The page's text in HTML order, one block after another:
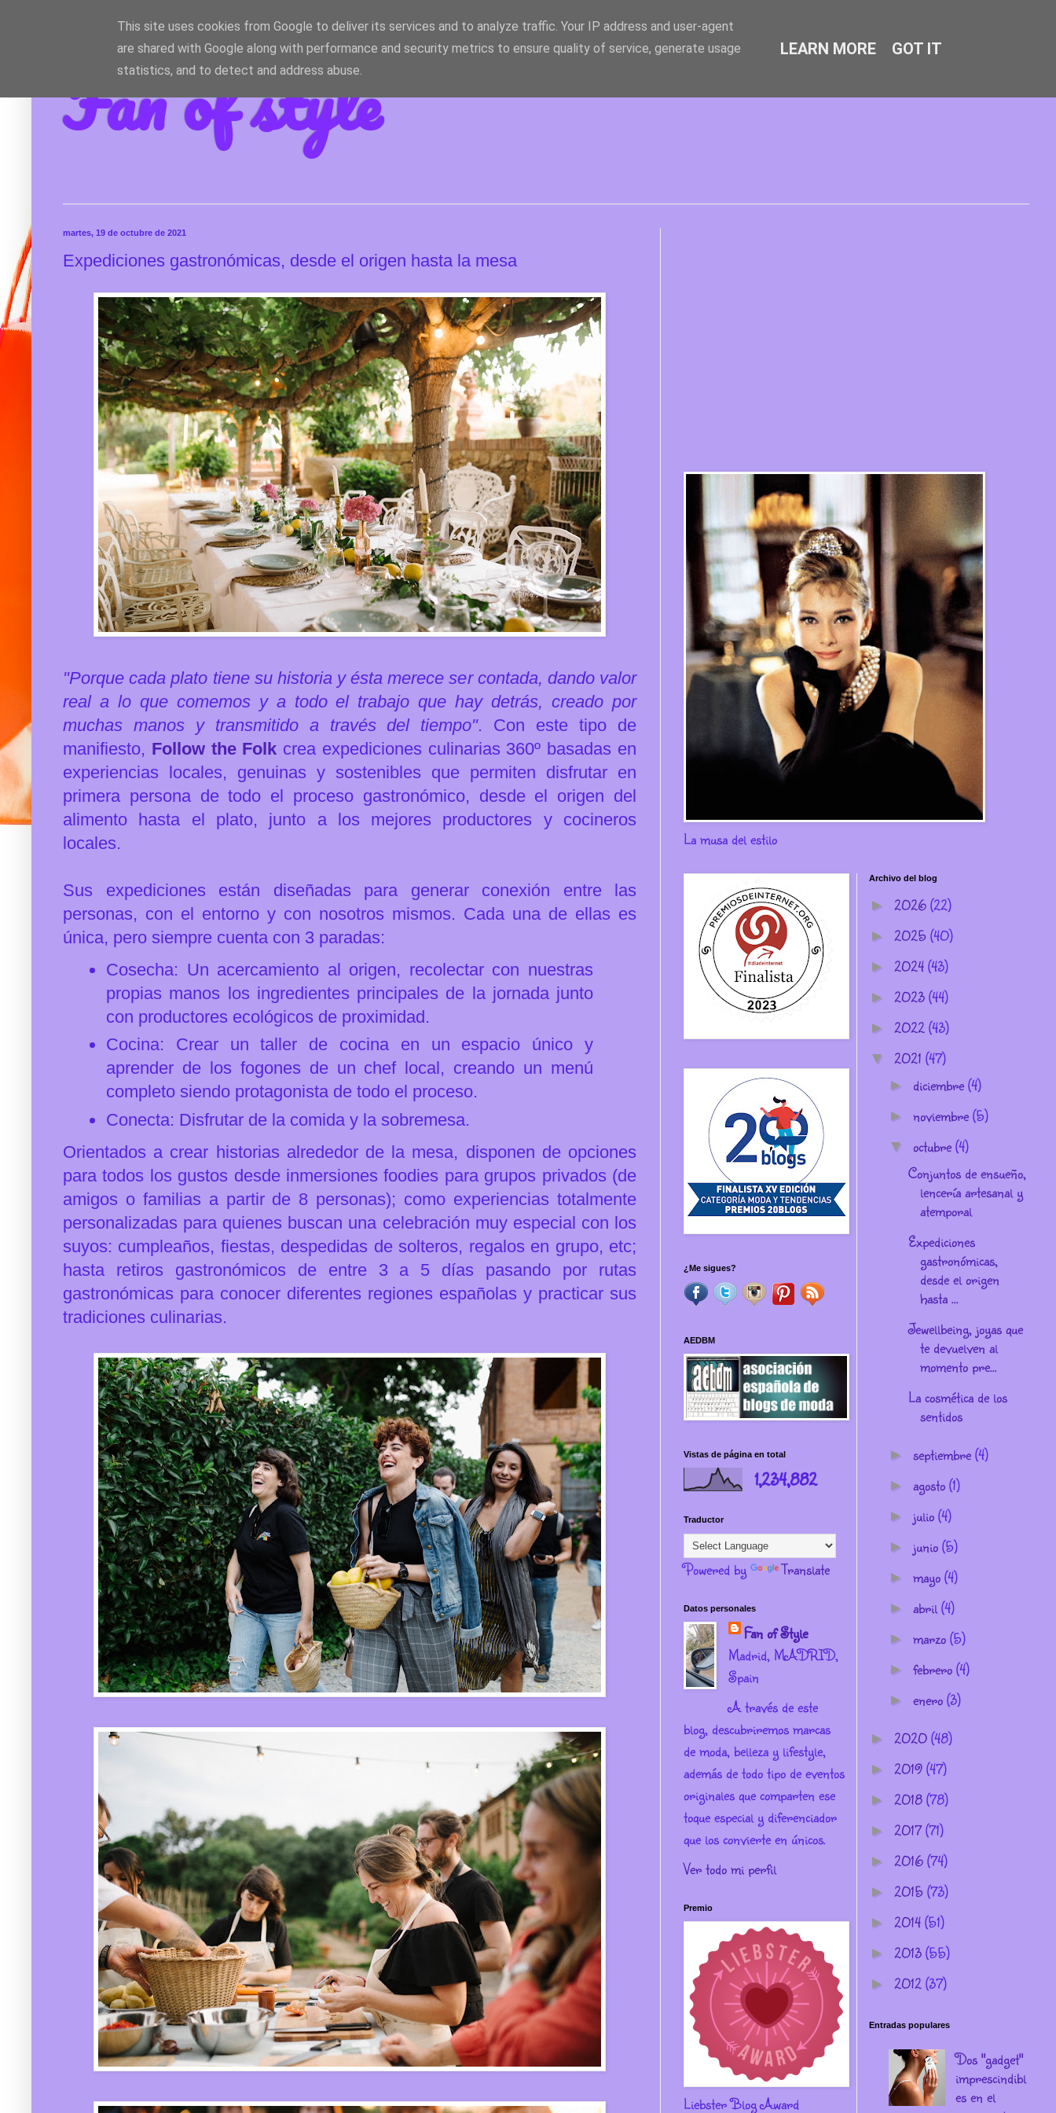
Fan of style
martes, 19 de octubre de 2021
Expediciones gastronómicas, desde el origen hasta la mesa
"Porque cada plato tiene su historia y ésta merece ser contada, dando valor
real a lo que comemos y a todo el trabajo que hay detrás, creado por
muchas manos y transmitido a través del tiempo". Con este tipo de
manifiesto, Follow the Folk crea expediciones culinarias 360º basadas en
experiencias locales, genuinas y sostenibles que permiten disfrutar en
primera persona de todo el proceso gastronómico, desde el origen del
alimento hasta el plato, junto a los mejores productores y cocineros
locales.
Sus expediciones están diseñadas para generar conexión entre las
personas, con el entorno y con nosotros mismos. Cada una de ellas es
única, pero siempre cuenta con 3 paradas:
Cosecha: Un acercamiento al origen, recolectar con nuestras
propias manos los ingredientes principales de la jornada junto
con productores ecológicos de proximidad.
Cocina: Crear un taller de cocina en un espacio único y
aprender de los fogones de un chef local, creando un menú
completo siendo protagonista de todo el proceso.
Conecta: Disfrutar de la comida y la sobremesa.
Orientados a crear historias alrededor de la mesa, disponen de opciones
para todos los gustos desde inmersiones foodies para grupos privados (de
amigos o familias a partir de 8 personas); como experiencias totalmente
personalizadas para quienes buscan una celebración muy especial con los
suyos: cumpleaños, fiestas, despedidas de solteros, regalos en grupo, etc;
hasta retiros gastronómicos de entre 3 a 5 días pasando por rutas
gastronómicas para conocer diferentes regiones españolas y practicar sus
tradiciones culinarias.
La musa del estilo
¿Me sigues?
AEDBM
Vistas de página en total
1,234,882
Traductor
Powered by Translate
Datos personales
Fan of Style
Madrid, MADRID,
Spain
A través de este
blog, descubriremos marcas
de moda, belleza y lifestyle,
además de todo tipo de eventos
originales que comparten ese
toque especial y diferenciador
que los convierte en únicos.
Ver todo mi perfil
Premio
Liebster Blog Award
Archivo del blog
► 2026(22)
► 2025(40)
► 2024(43)
► 2023(44)
► 2022(43)
▼ 2021 (47)
► diciembre(4)
► noviembre(5)
▼ octubre(4)
Conjuntos de ensueño,
lencería artesanal y
atemporal
Expediciones
gastronómicas,
desde el origen
hasta ...
Jewellbeing, joyas que
te devuelven al
momento pre...
La cosmética de los
sentidos
► septiembre(4)
► agosto(1)
► julio(4)
► junio(5)
► mayo(4)
► abril(4)
► marzo(5)
► febrero(4)
► enero(3)
► 2020(48)
► 2019(47)
► 2018(78)
► 2017(71)
► 2016(74)
► 2015(73)
► 2014(51)
► 2013(55)
► 2012(37)
Entradas populares
Dos "gadget"
imprescindibl
es en el
This site uses cookies from Google to deliver its services and to analyze traffic. Your IP address and user-agent
are shared with Google along with performance and security metrics to ensure quality of service, generate usage
statistics, and to detect and address abuse.
LEARN MORE GOT IT